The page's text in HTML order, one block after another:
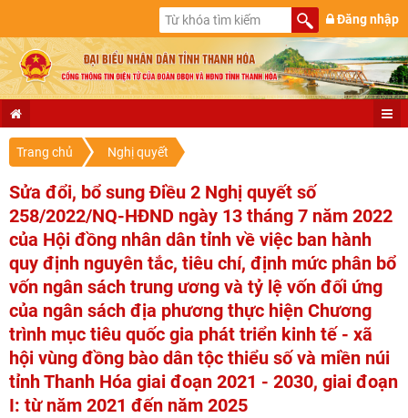
Đăng nhập
Trang chủ Nghị quyết
Sửa đổi, bổ sung Điều 2 Nghị quyết số
258/2022/NQ-HĐND ngày 13 tháng 7 năm 2022
của Hội đồng nhân dân tỉnh về việc ban hành
quy định nguyên tắc, tiêu chí, định mức phân bổ
vốn ngân sách trung ương và tỷ lệ vốn đối ứng
của ngân sách địa phương thực hiện Chương
trình mục tiêu quốc gia phát triển kinh tế - xã
hội vùng đồng bào dân tộc thiểu số và miền núi
tỉnh Thanh Hóa giai đoạn 2021 - 2030, giai đoạn
I: từ năm 2021 đến năm 2025